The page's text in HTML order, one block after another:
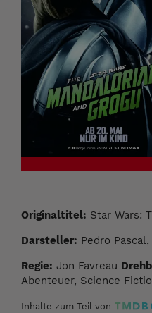
Originaltitel: Star Wars:
Darsteller: Pedro
Regie: Jon Favreau
Abenteuer, Science
Inhalte zum Teil von